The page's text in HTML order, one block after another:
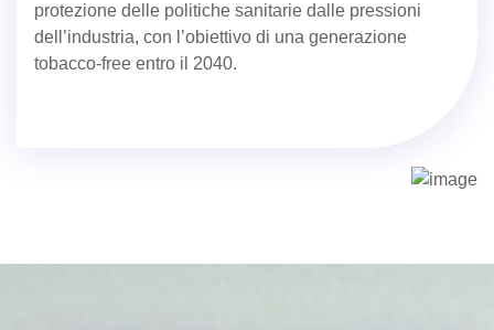
protezione delle politiche sanitarie dalle pressioni
dell’industria, con l’obiettivo di una generazione
tobacco-free entro il 2040.